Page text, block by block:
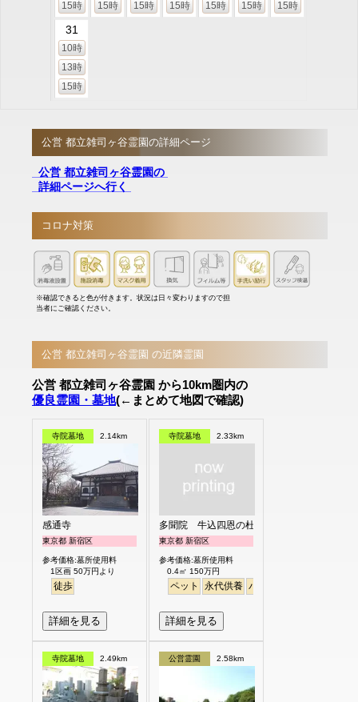
15時 15時 15時 15時 15時 15時 15時
31
10時
13時
15時
公営 都立雑司ヶ谷霊園の詳細ページ
公営 都立雑司ヶ谷霊園の
詳細ページへ行く
コロナ対策
※確認できると色が付きます。状況は日々変わりますので担
当者にご確認ください。
公営 都立雑司ヶ谷霊園 の近隣霊園
公営 都立雑司ヶ谷霊園 から10km圏内の
優良霊園・墓地(←まとめて地図で確認)
寺院墓地 2.14km
感通寺
東京都 新宿区
参考価格:墓所使用料
1区画 50万円より
徒歩
詳細を見る
寺院墓地 2.33km
多聞院 牛込四恩の杜
東京都 新宿区
参考価格:墓所使用料
0.4㎡ 150万円
ペット 永代供養 バリアフリー
詳細を見る
寺院墓地 2.49km 公営霊園 2.58km